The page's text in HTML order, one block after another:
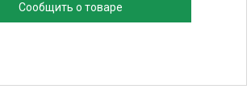
Сообщить о товаре